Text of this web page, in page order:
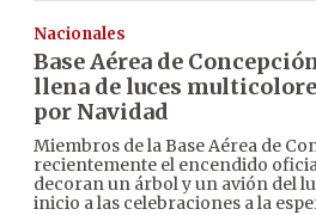
Nacionales
Base Aérea de
llena de luces
por Navidad
Miembros de la Base Aérea de
recientemente el encendido
decoran un árbol y un avión del
inicio a las celebraciones a la